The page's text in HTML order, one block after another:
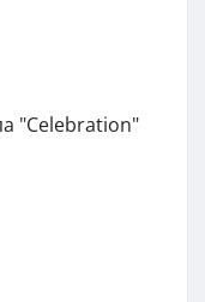
"Celebration"